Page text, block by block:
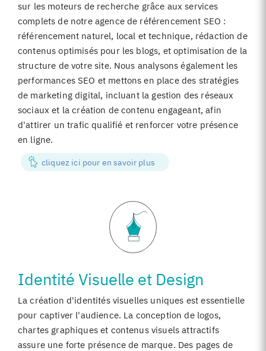
sur les moteurs de recherche grâce aux services
complets de notre agence de référencement SEO :
référencement naturel, local et technique, rédaction de
contenus optimisés pour les blogs, et optimisation de la
structure de votre site. Nous analysons également les
performances SEO et mettons en place des stratégies
de marketing digital, incluant la gestion des réseaux
sociaux et la création de contenu engageant, afin
d'attirer un trafic qualifié et renforcer votre présence
en ligne.
cliquez ici pour en savoir plus
Identité Visuelle et Design
La création d'identités visuelles uniques est essentielle
pour captiver l'audience. La conception de logos,
chartes graphiques et contenus visuels attractifs
assure une forte présence de marque. Des pages de